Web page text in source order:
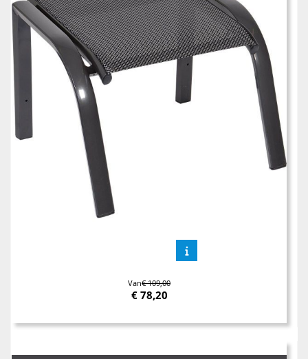
Van€ 109,00
€ 78,20